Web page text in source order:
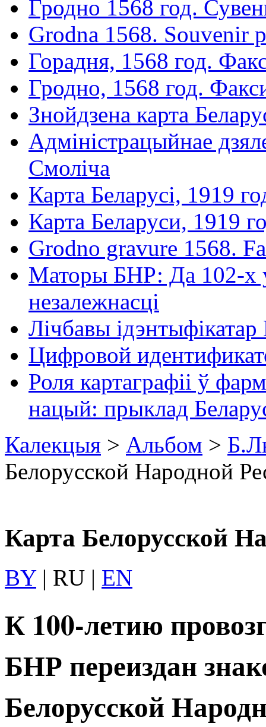
Гродно 1568 год.
Grodna 1568. Souvenir
Горадня, 1568 год.
Гродно, 1568 год.
Знойдзена карта
Адміністрацыйнае
Смоліча
Карта Беларусі, 1919
Карта Беларуси, 1919
Grodno gravure 1568.
Маторы БНР: Да 102-х
незалежнасці
Лічбавы
Цифровой
Роля картаграфіі ў
нацый: прыклад
Калекцыя > Альбом >
Белорусской Народной
Карта Белорусской
BY| RU | EN
К 100-летию
БНР переиздан
Белорусской